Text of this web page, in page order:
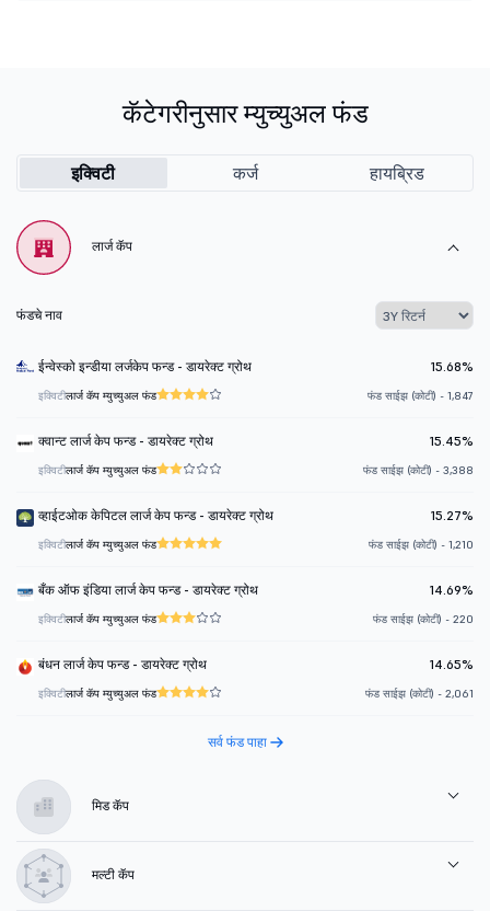
कॅटेगरीनुसार म्युच्युअल फंड
इक्विटी कर्ज हायब्रिड
लार्ज कॅप
फंडचे नाव
ईन्वेस्को इन्डीया लर्जकेप फन्ड - डायरेक्ट ग्रोथ 15.68%
इक्विटीलार्ज कॅप म्युच्युअल फंड फंड साईझ (कोटी) - 1,847
क्वान्ट लार्ज केप फन्ड - डायरेक्ट ग्रोथ 15.45%
इक्विटीलार्ज कॅप म्युच्युअल फंड फंड साईझ (कोटी) - 3,388
व्हाईटओक केपिटल लार्ज केप फन्ड - डायरेक्ट ग्रोथ 15.27%
इक्विटीलार्ज कॅप म्युच्युअल फंड फंड साईझ (कोटी) - 1,210
बँक ऑफ इंडिया लार्ज केप फन्ड - डायरेक्ट ग्रोथ 14.69%
इक्विटीलार्ज कॅप म्युच्युअल फंड फंड साईझ (कोटी) - 220
बंधन लार्ज केप फन्ड - डायरेक्ट ग्रोथ 14.65%
इक्विटीलार्ज कॅप म्युच्युअल फंड फंड साईझ (कोटी) - 2,061
सर्व फंड पाहा
मिड कॅप
मल्टी कॅप